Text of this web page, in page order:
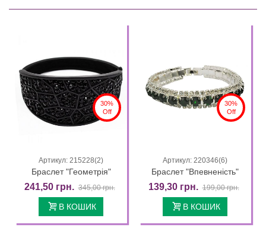
30%
Off
Артикул: 215228(2)
Браслет "Геометрія"
241,50 грн. 345,00 грн.
В КОШИК
30%
Off
Артикул: 220346(6)
Браслет "Впевненість"
139,30 грн. 199,00 грн.
В КОШИК